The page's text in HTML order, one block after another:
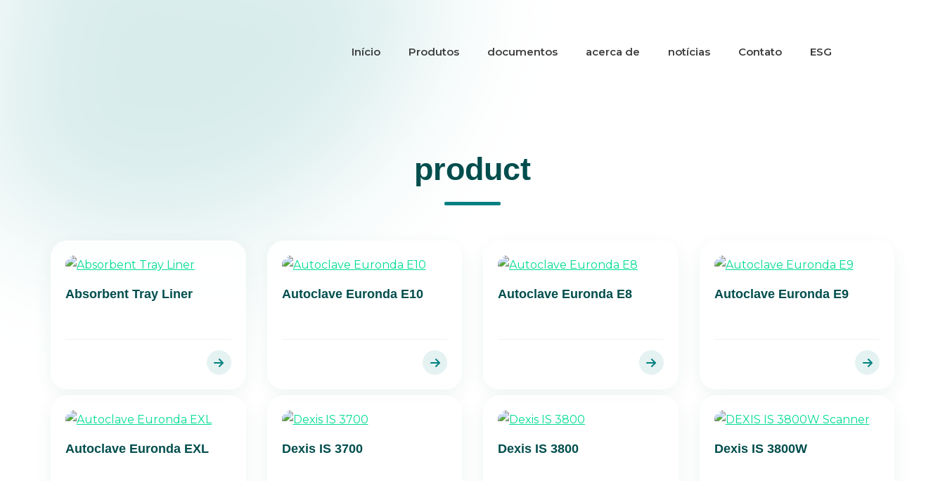
Início Produtos documentos acerca de notícias Contato ESG
product
Absorbent Tray Liner Autoclave Euronda E10 Autoclave Euronda E8 Autoclave Euronda E9
Autoclave Euronda EXL Dexis IS 3700 Dexis IS 3800 Dexis IS 3800W